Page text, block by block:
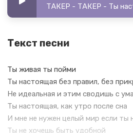
ТАКЕР - ТАКЕР - Ты
Текст песни
Ты живая ты пойми
Ты настоящая без правил, без
Не идеальная и этим сводишь с ума
Ты настоящая, как утро после сна
И мне не нужен целый мир если ты
Ты не хочешь быть удобной